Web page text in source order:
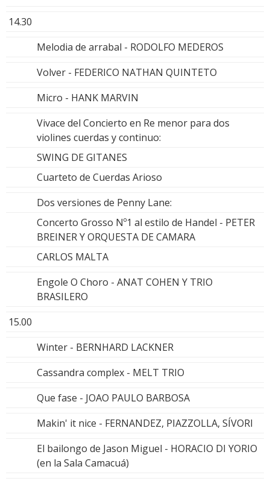
14.30
Melodia de arrabal - RODOLFO MEDEROS
Volver - FEDERICO NATHAN QUINTETO
Micro - HANK MARVIN
Vivace del Concierto en Re menor para dos
violines cuerdas y continuo:
SWING DE GITANES
Cuarteto de Cuerdas Arioso
Dos versiones de Penny Lane:
Concerto Grosso Nº1 al estilo de Handel - PETER
BREINER Y ORQUESTA DE CAMARA
CARLOS MALTA
Engole O Choro - ANAT COHEN Y TRIO
BRASILERO
15.00
Winter - BERNHARD LACKNER
Cassandra complex - MELT TRIO
Que fase - JOAO PAULO BARBOSA
Makin' it nice - FERNANDEZ, PIAZZOLLA, SÍVORI
El bailongo de Jason Miguel - HORACIO DI YORIO
(en la Sala Camacuá)